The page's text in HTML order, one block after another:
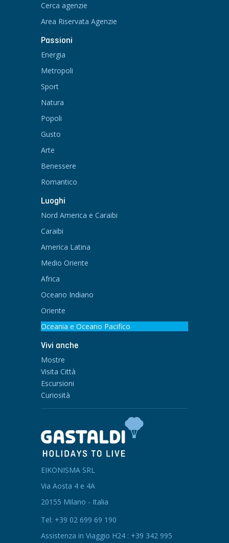
Cerca agenzie
Area Riservata Agenzie
Passioni
Energia
Metropoli
Sport
Natura
Popoli
Gusto
Arte
Benessere
Romantico
Luoghi
Nord America e Caraibi
Caraibi
America Latina
Medio Oriente
Africa
Oceano Indiano
Oriente
Oceania e Oceano Pacifico
Vivi anche
Mostre
Visita Città
Escursioni
Curiosità
EIKONISMA SRL
Via Aosta 4 e 4A
20155 Milano - Italia
Tel: +39 02 699 69 190
Assistenza in Viaggio H24 : +39 342 995